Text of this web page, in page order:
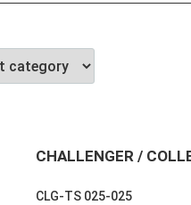
CHALLENGER /
CLG-TS 025-025